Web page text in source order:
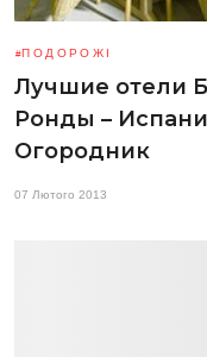
ПОДОРОЖІ
Лучшие отели
Ронды –
Огородник
07 Лютого 2013